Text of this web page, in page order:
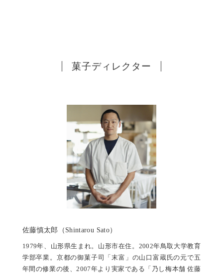
菓子ディレクター
佐藤慎太郎（Shintarou Sato）
1979年、山形県生まれ。山形市在住。2002年鳥取大学教育
学部卒業。京都の御菓子司「末富」の山口富蔵氏の元で五
年間の修業の後、2007年より実家である「乃し梅本舗 佐藤